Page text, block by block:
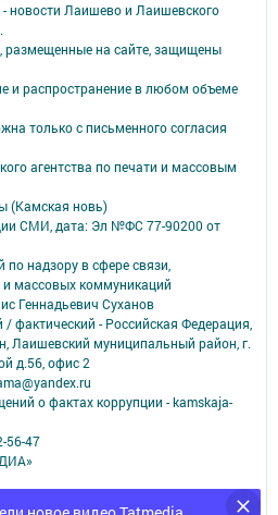
новости Лаишево и Лаишевского
на сайте, защищены
и распространение в любом объеме
только с письменного согласия
агентства по печати и массовым
(Камская новь)
СМИ, дата: Эл №ФC 77-90200 от
надзору в сфере связи,
массовых коммуникаций
Геннадьевич Суханов
фактический - Российская Федерация,
Лаишевский муниципальный район, г.
д.56, офис 2
о фактах коррупции - kamskaja-
56-47